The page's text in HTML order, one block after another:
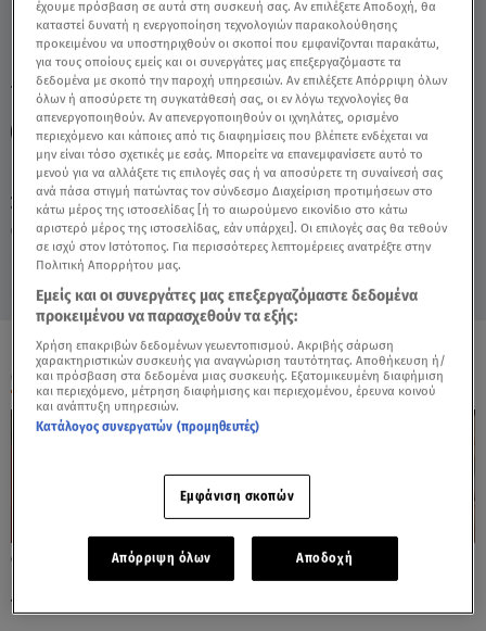
Σάββατο 8 Αυγούστου 2026
15.04.24, 12:58 MEDIA
TAGS: SILIA KAPSIS EUROVISION ΕUROVISION 2024
BREAKFAST@STAR
ΟΛΑ ΤΑ ΒΙΝΤΕΟ
Cash or Trash: Η Μάρω
Κοντού Δημοπράτησε Πίνακά
Της!
Cash or Trash: Το Αντικείμενο
Που Ενθουσίασε Τη Χιωτίνη
έχουμε πρόσβαση σε αυτά στη συσκευή σας. Αν επιλέξετε Αποδοχή, θα
καταστεί δυνατή η ενεργοποίηση τεχνολογιών παρακολούθησης
προκειμένου να υποστηριχθούν οι σκοποί που εμφανίζονται παρακάτω,
για τους οποίους εμείς και οι συνεργάτες μας επεξεργαζόμαστε τα
δεδομένα με σκοπό την παροχή υπηρεσιών. Αν επιλέξετε Απόρριψη όλων
όλων ή αποσύρετε τη συγκατάθεσή σας, οι εν λόγω τεχνολογίες θα
απενεργοποιηθούν. Αν απενεργοποιηθούν οι ιχνηλάτες, ορισμένο
περιεχόμενο και κάποιες από τις διαφημίσεις που βλέπετε ενδέχεται να
μην είναι τόσο σχετικές με εσάς. Μπορείτε να επανεμφανίσετε αυτό το
μενού για να αλλάξετε τις επιλογές σας ή να αποσύρετε τη συναίνεσή σας
ανά πάσα στιγμή πατώντας τον σύνδεσμο Διαχείριση προτιμήσεων στο
κάτω μέρος της ιστοσελίδας [ή το αιωρούμενο εικονίδιο στο κάτω
αριστερό μέρος της ιστοσελίδας, εάν υπάρχει]. Οι επιλογές σας θα τεθούν
σε ισχύ στον Ιστότοπος. Για περισσότερες λεπτομέρειες ανατρέξτε στην
Πολιτική Απορρήτου μας.
Εμείς και οι συνεργάτες μας επεξεργαζόμαστε δεδομένα
προκειμένου να παρασχεθούν τα εξής:
Χρήση επακριβών δεδομένων γεωεντοπισμού. Ακριβής σάρωση
χαρακτηριστικών συσκευής για αναγνώριση ταυτότητας. Αποθήκευση ή/
και πρόσβαση στα δεδομένα μιας συσκευής. Εξατομικευμένη διαφήμιση
και περιεχόμενο, μέτρηση διαφήμισης και περιεχομένου, έρευνα κοινού
και ανάπτυξη υπηρεσιών.
Κατάλογος συνεργατών (προμηθευτές)
Εμφάνιση σκοπών
Απόρριψη όλων Αποδοχή